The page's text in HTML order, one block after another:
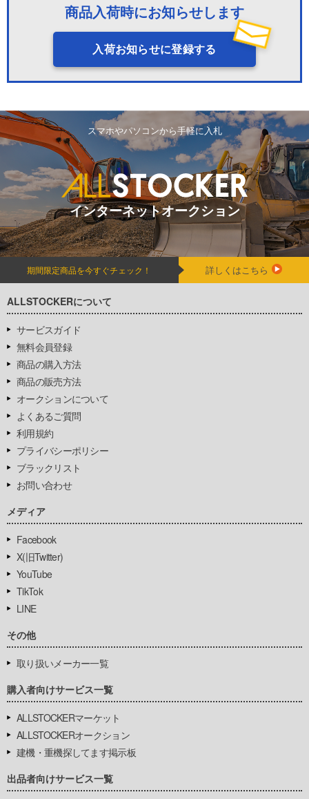
商品入荷時にお知らせします
入荷お知らせに登録する
スマホやパソコンから手軽に入札
インターネットオークション
期間限定商品を今すぐチェック！ 詳しくはこちら
ALLSTOCKERについて
サービスガイド
無料会員登録
商品の購入方法
商品の販売方法
オークションについて
よくあるご質問
利用規約
プライバシーポリシー
ブラックリスト
お問い合わせ
メディア
Facebook
X(旧Twitter)
YouTube
TikTok
LINE
その他
取り扱いメーカー一覧
購入者向けサービス一覧
ALLSTOCKERマーケット
ALLSTOCKERオークション
建機・重機探してます掲示板
出品者向けサービス一覧